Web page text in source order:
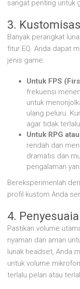
sangat penting untuk
3.
Banyak perangkat
fitur EQ. Anda dapat
jenis game:
Untuk FPS
frekuensi
untuk
ulang peluru.
agar tidak
Untuk RPG
rendah dan
dramatis dan
pengalaman
Bereksperimenlah
profil kustom Anda
4.
Pastikan volume
nyaman dan aman
lunak headset, Anda
untuk volume
terlalu pelan atau